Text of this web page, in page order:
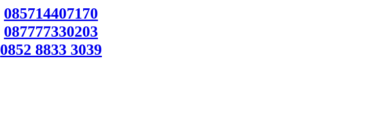
085714407170
087777330203
0852 8833 3039